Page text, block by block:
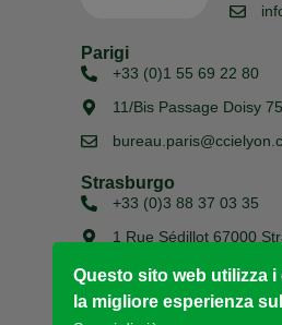
Parigi
+33 (0)1 55 69 22 80
11/Bis Passage Doisy
Strasburgo
+33 (0)3 88 37 03 35
1 Rue Sédillot 67000
Questo sito web utilizza
la migliore esperienza